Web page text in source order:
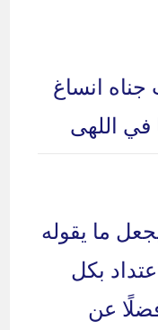
انساغ
في اللهى
ما يقوله
بكل
عن